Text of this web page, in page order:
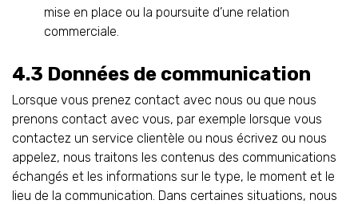
mise en place ou la poursuite d’une relation
commerciale.
4.3 Données de communication
Lorsque vous prenez contact avec nous ou que nous
prenons contact avec vous, par exemple lorsque vous
contactez un service clientèle ou nous écrivez ou nous
appelez, nous traitons les contenus des communications
échangés et les informations sur le type, le moment et le
lieu de la communication. Dans certaines situations, nous